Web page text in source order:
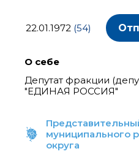
22.01.1972 (54)
О себе
Депутат фракции
"ЕДИНАЯ РОССИЯ"
муниципального
округа